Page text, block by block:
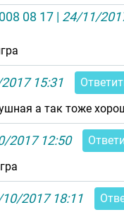
08 17 | 24/11/
15:31
а так тоже
2017 12:50
10/2017 18:11